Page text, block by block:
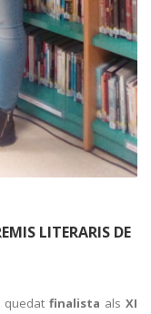
LITERARIS DE
quedatfinalista alsXI